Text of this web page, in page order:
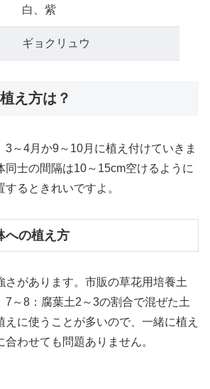
白、紫
ギョクリュウ
え方は？
3～4月か9～10月に植え付けていきま
同士の間隔は10～15cm空けるように
るときれいですよ。
への植え方
さがあります。市販の草花用培養土
7～8：腐葉土2～3の割合で混ぜた土
えに使うことが多いので、一緒に植え
わせても問題ありません。